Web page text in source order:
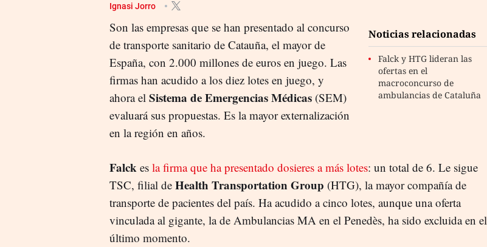
Ignasi Jorro
Noticias relacionadas
Falck y HTG lideran las
ofertas en el
macroconcurso de
ambulancias de Cataluña
Son las empresas que se han presentado al concurso
de transporte sanitario de Catauña, el mayor de
España, con 2.000 millones de euros en juego. Las
firmas han acudido a los diez lotes en juego, y
ahora el Sistema de Emergencias Médicas (SEM)
evaluará sus propuestas. Es la mayor externalización
en la región en años.
Falck es la firma que ha presentado dosieres a más lotes: un total de 6. Le sigue
TSC, filial de Health Transportation Group (HTG), la mayor compañía de
transporte de pacientes del país. Ha acudido a cinco lotes, aunque una oferta
vinculada al gigante, la de Ambulancias MA en el Penedès, ha sido excluida en el
último momento.